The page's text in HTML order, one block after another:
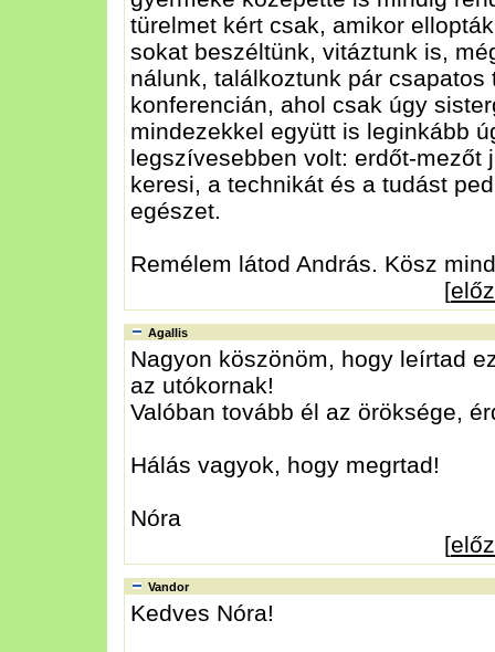
türelmet kért csak, amikor
sokat beszéltünk, vitáztunk is,
nálunk, találkoztunk pár
konferencián, ahol csak úgy
mindezekkel együtt is leginkább
legszívesebben volt: erdőt-mezőt
keresi, a technikát és a tudást
egészet.
Remélem látod András. Kösz
[
Agallis
Nagyon köszönöm, hogy leírtad
az utókornak!
Valóban tovább él az öröksége,
Hálás vagyok, hogy megrtad!
Nóra
[
Vandor
Kedves Nóra!